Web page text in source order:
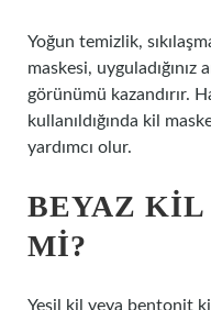
Yoğun temizlik,
maskesi,
görünümü kazandırır.
kullanıldığında kil
yardımcı olur.
BEYAZ
MI?
Yeşil kil veya bentonit